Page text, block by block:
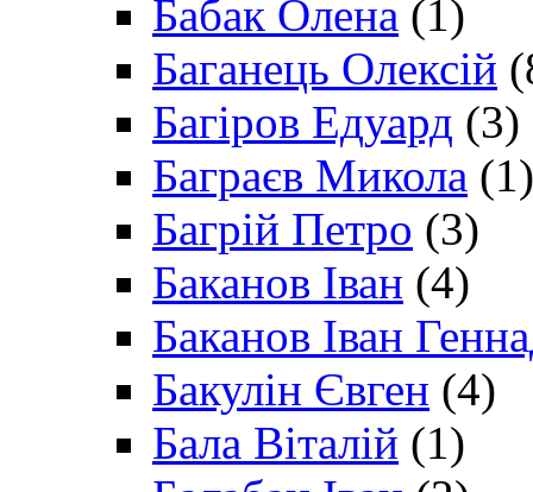
Бабак Олена (1)
Баганець Олексій
Багіров Едуард (3)
Баграєв Микола (1)
Багрій Петро (3)
Баканов Іван (4)
Баканов Іван
Бакулін Євген (4)
Бала Віталій (1)